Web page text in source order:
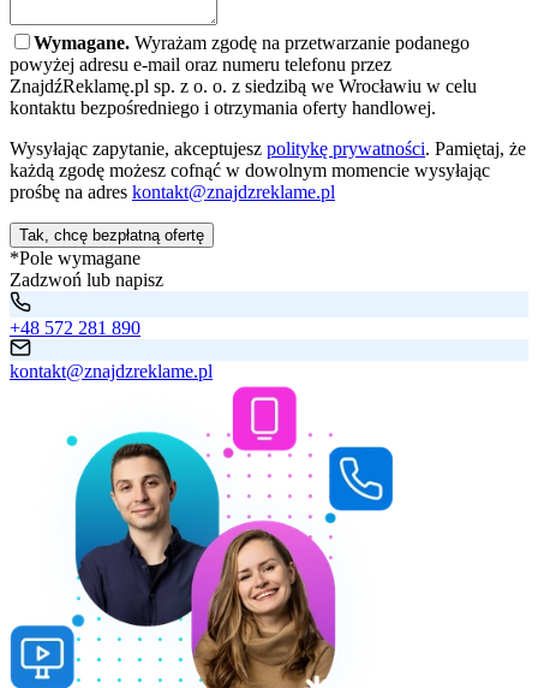
Wymagane. Wyrażam zgodę na przetwarzanie podanego
powyżej adresu e-mail oraz numeru telefonu przez
ZnajdźReklamę.pl sp. z o. o. z siedzibą we Wrocławiu w celu
kontaktu bezpośredniego i otrzymania oferty handlowej.
Wysyłając zapytanie, akceptujesz politykę prywatności. Pamiętaj, że
każdą zgodę możesz cofnąć w dowolnym momencie wysyłając
prośbę na adres kontakt@znajdzreklame.pl
Tak, chcę bezpłatną ofertę
*Pole wymagane
Zadzwoń lub napisz
+48 572 281 890
kontakt@znajdzreklame.pl